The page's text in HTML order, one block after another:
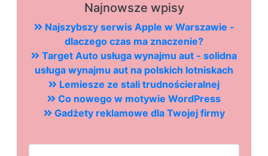
Najnowsze wpisy
Najszybszy serwis Apple w Warszawie -
dlaczego czas ma znaczenie?
Target Auto usługa wynajmu aut - solidna
usługa wynajmu aut na polskich lotniskach
Lemiesze ze stali trudnościeralnej
Co nowego w motywie WordPress
Gadżety reklamowe dla Twojej firmy